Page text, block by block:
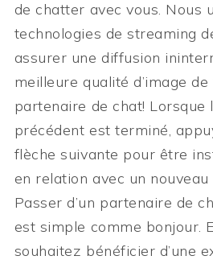
de chatter avec vous. Nous
technologies de streaming
assurer une diffusion
meilleure qualité d’image
partenaire de chat! Lorsque
précédent est terminé,
flèche suivante pour être
en relation avec un
Passer d’un partenaire de
est simple comme bonjour.
souhaitez bénéficier d’une